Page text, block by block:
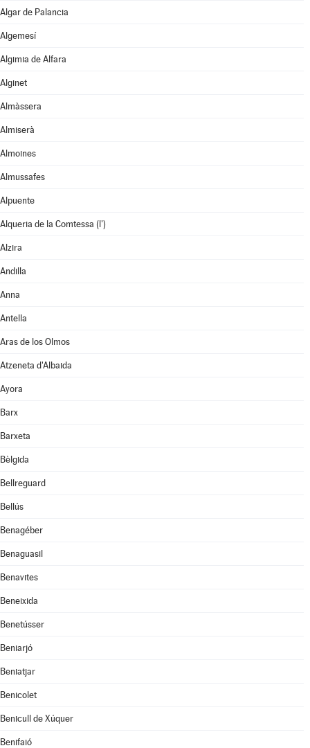
Algar de Palancia
Algemesí
Algimia de Alfara
Alginet
Almàssera
Almiserà
Almoines
Almussafes
Alpuente
Alqueria de la Comtessa (l')
Alzira
Andilla
Anna
Antella
Aras de los Olmos
Atzeneta d'Albaida
Ayora
Barx
Barxeta
Bèlgida
Bellreguard
Bellús
Benagéber
Benaguasil
Benavites
Beneixida
Benetússer
Beniarjó
Beniatjar
Benicolet
Benicull de Xúquer
Benifaió